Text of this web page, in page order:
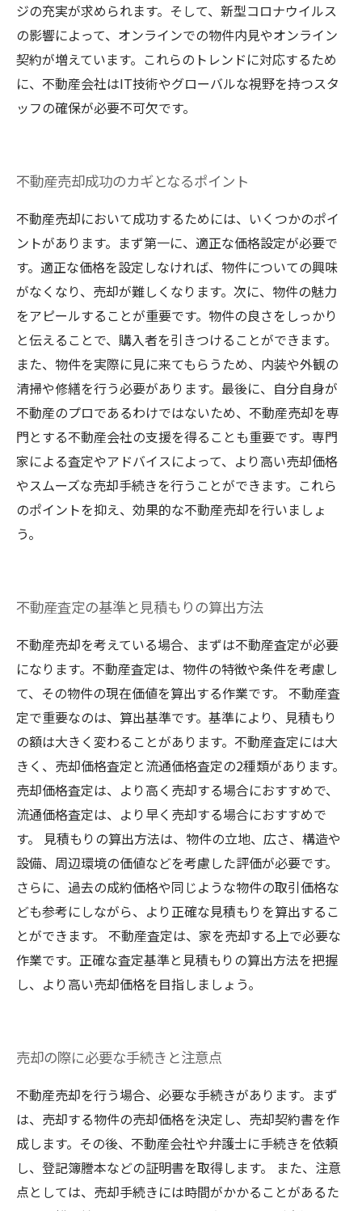
ジの充実が求められます。そして、新型コロナウイルス
の影響によって、オンラインでの物件内見やオンライン
契約が増えています。これらのトレンドに対応するため
に、不動産会社はIT技術やグローバルな視野を持つスタ
ッフの確保が必要不可欠です。
不動産売却成功のカギとなるポイント
不動産売却において成功するためには、いくつかのポイ
ントがあります。まず第一に、適正な価格設定が必要で
す。適正な価格を設定しなければ、物件についての興味
がなくなり、売却が難しくなります。次に、物件の魅力
をアピールすることが重要です。物件の良さをしっかり
と伝えることで、購入者を引きつけることができます。
また、物件を実際に見に来てもらうため、内装や外観の
清掃や修繕を行う必要があります。最後に、自分自身が
不動産のプロであるわけではないため、不動産売却を専
門とする不動産会社の支援を得ることも重要です。専門
家による査定やアドバイスによって、より高い売却価格
やスムーズな売却手続きを行うことができます。これら
のポイントを抑え、効果的な不動産売却を行いましょ
う。
不動産査定の基準と見積もりの算出方法
不動産売却を考えている場合、まずは不動産査定が必要
になります。不動産査定は、物件の特徴や条件を考慮し
て、その物件の現在価値を算出する作業です。 不動産査
定で重要なのは、算出基準です。基準により、見積もり
の額は大きく変わることがあります。不動産査定には大
きく、売却価格査定と流通価格査定の2種類があります。
売却価格査定は、より高く売却する場合におすすめで、
流通価格査定は、より早く売却する場合におすすめで
す。 見積もりの算出方法は、物件の立地、広さ、構造や
設備、周辺環境の価値などを考慮した評価が必要です。
さらに、過去の成約価格や同じような物件の取引価格な
ども参考にしながら、より正確な見積もりを算出するこ
とができます。 不動産査定は、家を売却する上で必要な
作業です。正確な査定基準と見積もりの算出方法を把握
し、より高い売却価格を目指しましょう。
売却の際に必要な手続きと注意点
不動産売却を行う場合、必要な手続きがあります。まず
は、売却する物件の売却価格を決定し、売却契約書を作
成します。その後、不動産会社や弁護士に手続きを依頼
し、登記簿謄本などの証明書を取得します。 また、注意
点としては、売却手続きには時間がかかることがあるた